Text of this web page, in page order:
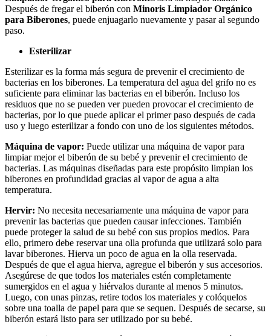
Después de fregar el biberón con Minoris Limpiador Orgánico
para Biberones, puede enjuagarlo nuevamente y pasar al segundo
paso.
Esterilizar
Esterilizar es la forma más segura de prevenir el crecimiento de
bacterias en los biberones. La temperatura del agua del grifo no es
suficiente para eliminar las bacterias en el biberón. Incluso los
residuos que no se pueden ver pueden provocar el crecimiento de
bacterias, por lo que puede aplicar el primer paso después de cada
uso y luego esterilizar a fondo con uno de los siguientes métodos.
Máquina de vapor: Puede utilizar una máquina de vapor para
limpiar mejor el biberón de su bebé y prevenir el crecimiento de
bacterias. Las máquinas diseñadas para este propósito limpian los
biberones en profundidad gracias al vapor de agua a alta
temperatura.
Hervir: No necesita necesariamente una máquina de vapor para
prevenir las bacterias que pueden causar infecciones. También
puede proteger la salud de su bebé con sus propios medios. Para
ello, primero debe reservar una olla profunda que utilizará solo para
lavar biberones. Hierva un poco de agua en la olla reservada.
Después de que el agua hierva, agregue el biberón y sus accesorios.
Asegúrese de que todos los materiales estén completamente
sumergidos en el agua y hiérvalos durante al menos 5 minutos.
Luego, con unas pinzas, retire todos los materiales y colóquelos
sobre una toalla de papel para que se sequen. Después de secarse, su
biberón estará listo para ser utilizado por su bebé.